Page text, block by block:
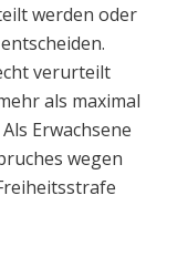
werden oder
verurteilt
als maximal
Erwachsene
wegen